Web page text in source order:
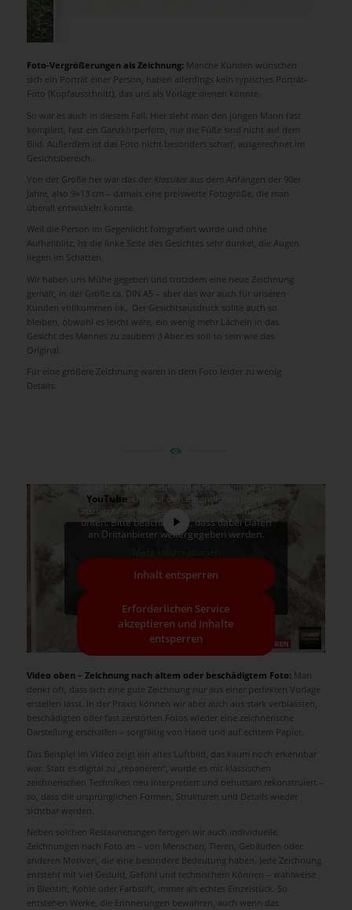
Foto-Vergrößerungen als Zeichnung: Manche Kunden wünschen
sich ein Porträt einer Person, haben allerdings kein typisches Porträt-
Foto (Kopfausschnitt), das uns als Vorlage dienen könnte.
So war es auch in diesem Fall. Hier sieht man den jungen Mann fast
komplett, fast ein Ganzkörperfoto, nur die Füße sind nicht auf dem
Bild. Außerdem ist das Foto nicht besonders scharf, ausgerechnet im
Gesichtsbereich.
Von der Größe her war das der Klassiker aus dem Anfängen der 90er
Jahre, also 9×13 cm – damals eine preiswerte Fotogröße, die man
überall entwickeln konnte.
Weil die Person im Gegenlicht fotografiert wurde und ohne
Aufhellblitz, ist die linke Seite des Gesichtes sehr dunkel, die Augen
liegen im Schatten.
Wir haben uns Mühe gegeben und trotzdem eine neue Zeichnung
gemalt, in der Größe ca. DIN A5 – aber das war auch für unseren
Kunden vollkommen ok. Der Gesichtsausdruck sollte auch so
bleiben, obwohl es leicht wäre, ein wenig mehr Lächeln in das
Gesicht des Mannes zu zaubern :) Aber es soll so sein wie das
Original.
Für eine größere Zeichnung waren in dem Foto leider zu wenig
Details.
Sie sehen gerade einen Platzhalterinhalt von
YouTube. Um auf den eigentlichen Inhalt
zuzugreifen, klicken Sie auf die Schaltfläche
unten. Bitte beachten Sie, dass dabei Daten
an Drittanbieter weitergegeben werden.
Mehr Informationen
Inhalt entsperren
Erforderlichen Service
akzeptieren und Inhalte
entsperren
Video oben – Zeichnung nach altem oder beschädigtem Foto: Man
denkt oft, dass sich eine gute Zeichnung nur aus einer perfekten Vorlage
erstellen lässt. In der Praxis können wir aber auch aus stark verblassten,
beschädigten oder fast zerstörten Fotos wieder eine zeichnerische
Darstellung erschaffen – sorgfältig von Hand und auf echtem Papier.
Das Beispiel im Video zeigt ein altes Luftbild, das kaum noch erkennbar
war. Statt es digital zu „reparieren“, wurde es mit klassischen
zeichnerischen Techniken neu interpretiert und behutsam rekonstruiert –
so, dass die ursprünglichen Formen, Strukturen und Details wieder
sichtbar werden.
Neben solchen Restaurierungen fertigen wir auch individuelle
Zeichnungen nach Foto an – von Menschen, Tieren, Gebäuden oder
anderen Motiven, die eine besondere Bedeutung haben. Jede Zeichnung
entsteht mit viel Geduld, Gefühl und technischem Können – wahlweise
in Bleistift, Kohle oder Farbstift, immer als echtes Einzelstück. So
entstehen Werke, die Erinnerungen bewahren, auch wenn das